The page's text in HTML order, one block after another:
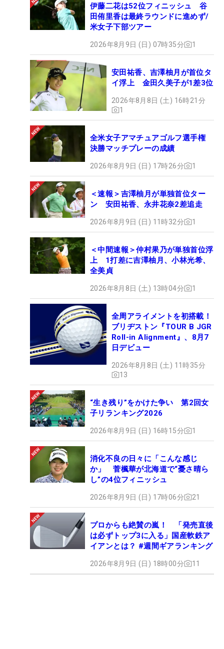
伊藤二花は52位フィニッシュ 谷
田侑里香は最終ラウンドに進めず/
米女子下部ツアー
2026年8月9日 (日) 07時35分 1
安田祐香、吉澤柚月が首位タ
イ浮上 金田久美子が1差3位
2026年8月8日 (土) 16時21分
1
全米女子アマチュアゴルフ選手権
決勝マッチプレーの成績
2026年8月9日 (日) 17時26分 1
＜速報＞吉澤柚月が単独首位ター
ン 安田祐香、永井花奈2差追走
2026年8月9日 (日) 11時32分 1
＜中間速報＞仲村果乃が単独首位浮
上 1打差に吉澤柚月、小林光希、
全美貞
2026年8月8日 (土) 13時04分 1
全周アライメントを初搭載！
ブリヂストン『TOUR B JGR
Roll-in Alignment』、8月7
日デビュー
2026年8月8日 (土) 11時35分
13
“生き残り”をかけた争い 第2回女
子リランキング2026
2026年8月9日 (日) 16時15分 1
消化不良の日々に「こんな感じ
か」 菅楓華が北海道で“憂さ晴ら
し”の4位フィニッシュ
2026年8月9日 (日) 17時06分 21
プロからも絶賛の嵐！ 「発売直後
は必ずトップ3に入る」国産軟鉄ア
イアンとは？ #週間ギアランキング
2026年8月9日 (日) 18時00分 11